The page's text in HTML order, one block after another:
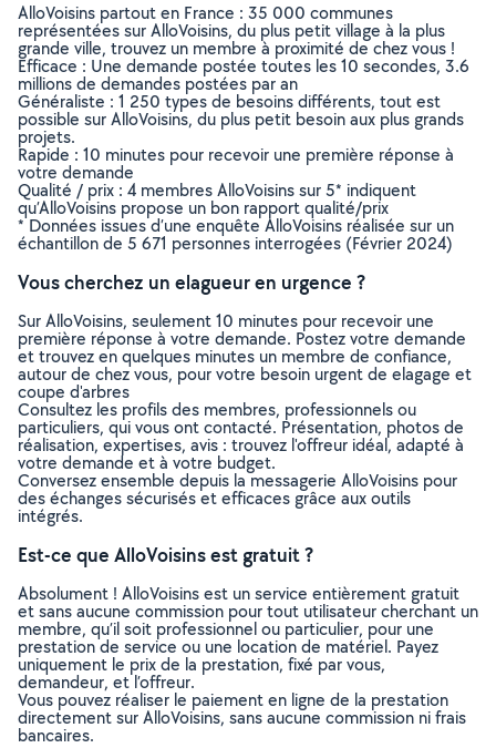
AlloVoisins partout en France : 35 000 communes
représentées sur AlloVoisins, du plus petit village à la plus
grande ville, trouvez un membre à proximité de chez vous !
Efficace : Une demande postée toutes les 10 secondes, 3.6
millions de demandes postées par an
Généraliste : 1 250 types de besoins différents, tout est
possible sur AlloVoisins, du plus petit besoin aux plus grands
projets.
Rapide : 10 minutes pour recevoir une première réponse à
votre demande
Qualité / prix : 4 membres AlloVoisins sur 5* indiquent
qu’AlloVoisins propose un bon rapport qualité/prix
* Données issues d’une enquête AlloVoisins réalisée sur un
échantillon de 5 671 personnes interrogées (Février 2024)
Vous cherchez un elagueur en urgence ?
Sur AlloVoisins, seulement 10 minutes pour recevoir une
première réponse à votre demande. Postez votre demande
et trouvez en quelques minutes un membre de confiance,
autour de chez vous, pour votre besoin urgent de elagage et
coupe d'arbres
Consultez les profils des membres, professionnels ou
particuliers, qui vous ont contacté. Présentation, photos de
réalisation, expertises, avis : trouvez l'offreur idéal, adapté à
votre demande et à votre budget.
Conversez ensemble depuis la messagerie AlloVoisins pour
des échanges sécurisés et efficaces grâce aux outils
intégrés.
Est-ce que AlloVoisins est gratuit ?
Absolument ! AlloVoisins est un service entièrement gratuit
et sans aucune commission pour tout utilisateur cherchant un
membre, qu’il soit professionnel ou particulier, pour une
prestation de service ou une location de matériel. Payez
uniquement le prix de la prestation, fixé par vous,
demandeur, et l’offreur.
Vous pouvez réaliser le paiement en ligne de la prestation
directement sur AlloVoisins, sans aucune commission ni frais
bancaires.